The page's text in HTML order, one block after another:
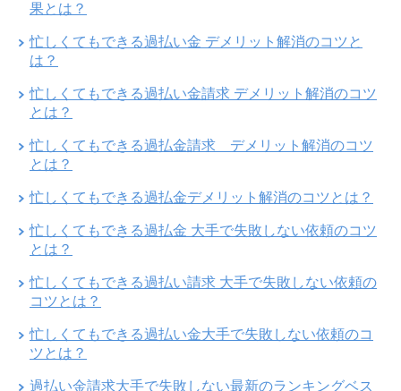
果とは？
忙しくてもできる過払い金 デメリット解消のコツと
は？
忙しくてもできる過払い金請求 デメリット解消のコツ
とは？
忙しくてもできる過払金請求 デメリット解消のコツ
とは？
忙しくてもできる過払金デメリット解消のコツとは？
忙しくてもできる過払金 大手で失敗しない依頼のコツ
とは？
忙しくてもできる過払い請求 大手で失敗しない依頼の
コツとは？
忙しくてもできる過払い金大手で失敗しない依頼のコ
ツとは？
過払い金請求大手で失敗しない最新のランキングベス